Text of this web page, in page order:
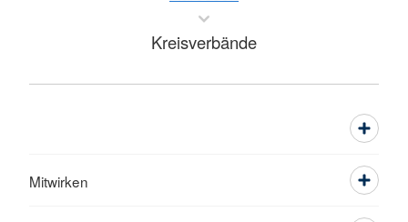
Kreisverbände
Mitwirken